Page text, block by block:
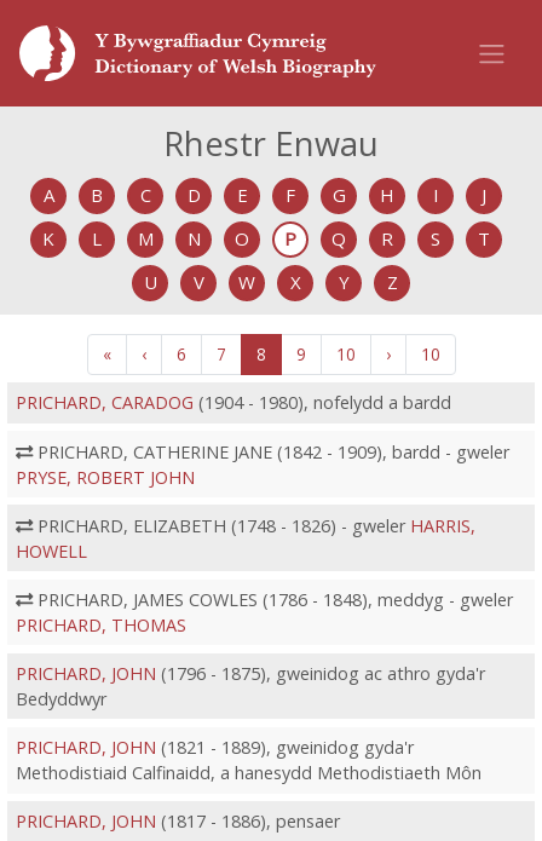
Rhestr Enwau
A B C D E F G H I
J
K
L M N O P Q R S
T
U
V W X Y Z
« ‹ 6 7 8 9 10 › 10
PRICHARD, CARADOG (1904 - 1980), nofelydd a bardd
PRICHARD, CATHERINE JANE (1842 - 1909), bardd - gweler
PRYSE, ROBERT JOHN
PRICHARD, ELIZABETH (1748 - 1826) - gweler HARRIS,
HOWELL
PRICHARD, JAMES COWLES (1786 - 1848), meddyg - gweler
PRICHARD, THOMAS
PRICHARD, JOHN (1796 - 1875), gweinidog ac athro gyda'r
Bedyddwyr
PRICHARD, JOHN (1821 - 1889), gweinidog gyda'r
Methodistiaid Calfinaidd, a hanesydd Methodistiaeth Môn
PRICHARD, JOHN (1817 - 1886), pensaer